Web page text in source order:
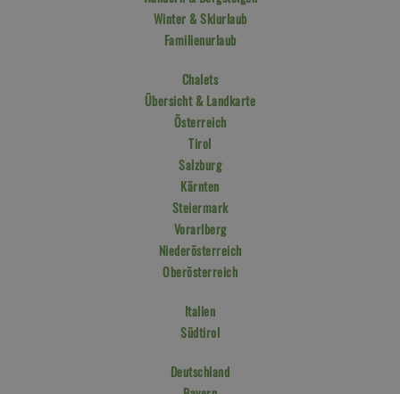
Winter & Skiurlaub
Familienurlaub
Chalets
Übersicht & Landkarte
Österreich
Tirol
Salzburg
Kärnten
Steiermark
Vorarlberg
Niederösterreich
Oberösterreich
Italien
Südtirol
Deutschland